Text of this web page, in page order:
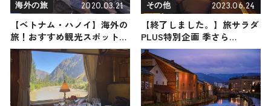
海外の旅 2020.03.21
【ベトナム・ハノイ】海外の
旅！おすすめ観光スポットや
グルメをリポート
その他 2023.06.24
【終了しました。】旅サラダ
PLUS特別企画 季さら
Oneness-ワンネス- 一泊二
日宿泊券が当たる！抽選で2
組様に一泊二日（旬の味覚
BBQスタイルの夕食付）のペ
ア宿泊券をプレゼント！